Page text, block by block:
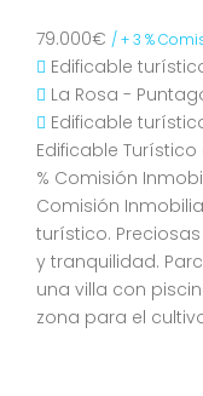
79.000€ / + 3 %
Edificable
La Rosa -
Edificable
Edificable Turístico
% Comisión
Comisión
turístico.
y tranquilidad.
una villa con
zona para el